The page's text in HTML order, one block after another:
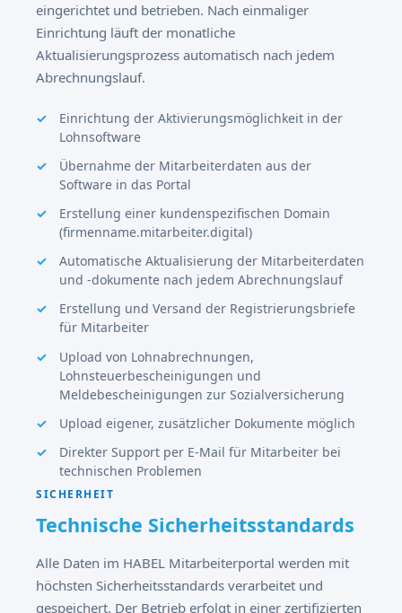
eingerichtet und betrieben. Nach einmaliger
Einrichtung läuft der monatliche
Aktualisierungsprozess automatisch nach jedem
Abrechnungslauf.
Einrichtung der Aktivierungsmöglichkeit in der
Lohnsoftware
Übernahme der Mitarbeiterdaten aus der
Software in das Portal
Erstellung einer kundenspezifischen Domain
(firmenname.mitarbeiter.digital)
Automatische Aktualisierung der Mitarbeiterdaten
und -dokumente nach jedem Abrechnungslauf
Erstellung und Versand der Registrierungsbriefe
für Mitarbeiter
Upload von Lohnabrechnungen,
Lohnsteuerbescheinigungen und
Meldebescheinigungen zur Sozialversicherung
Upload eigener, zusätzlicher Dokumente möglich
Direkter Support per E-Mail für Mitarbeiter bei
technischen Problemen
SICHERHEIT
Technische Sicherheitsstandards
Alle Daten im HABEL Mitarbeiterportal werden mit
höchsten Sicherheitsstandards verarbeitet und
gespeichert. Der Betrieb erfolgt in einer zertifizierten